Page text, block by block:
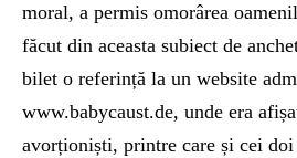
moral, a permis omorârea
făcut din aceasta subiect de
bilet o referință la un website
www.babycaust.de, unde era
avorționiști, printre care și cei doi